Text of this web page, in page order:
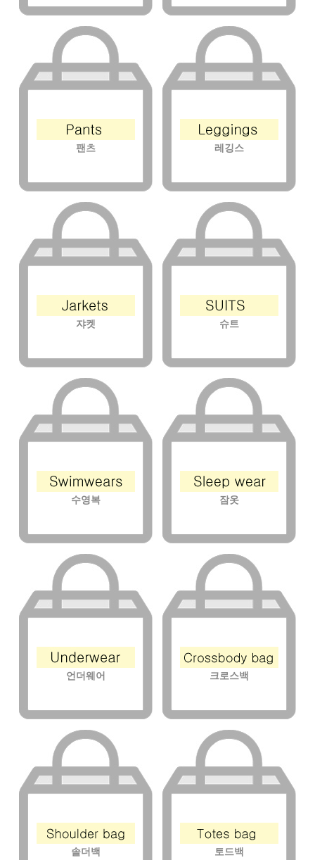
팬츠 레깅스
쟈켓 슈트
수영복 잠옷
언더웨어 크로스백
솔더백 토드백